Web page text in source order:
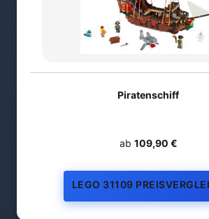
Piratenschiff
ab 109,90 €
LEGO 31109